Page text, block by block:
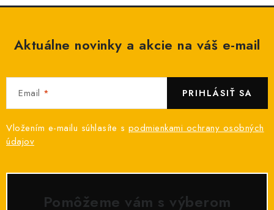
Aktuálne novinky a akcie na váš e-mail
Email
Vložením e-mailu súhlasíte s podmienkami ochrany osobných
údajov
PRIHLÁSIŤ SA
Pomôžeme vám s výberom